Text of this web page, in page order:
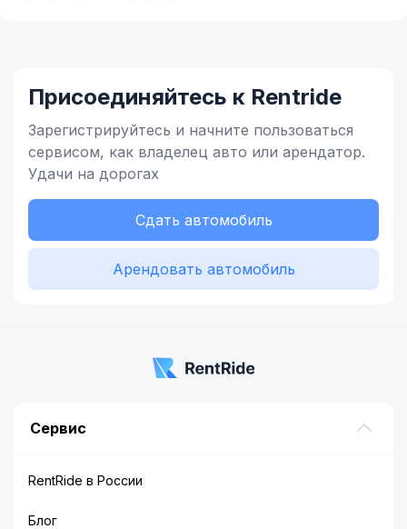
Присоединяйтесь к Rentride
Зарегистрируйтесь и начните пользоваться
сервисом, как владелец авто или арендатор.
Удачи на дорогах
Сдать автомобиль
Арендовать автомобиль
Сервис
RentRide в России
Блог